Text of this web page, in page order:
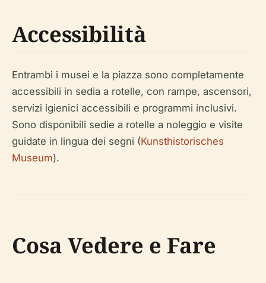
Accessibilità
Entrambi i musei e la piazza sono completamente
accessibili in sedia a rotelle, con rampe, ascensori,
servizi igienici accessibili e programmi inclusivi.
Sono disponibili sedie a rotelle a noleggio e visite
guidate in lingua dei segni (Kunsthistorisches
Museum).
Cosa Vedere e Fare